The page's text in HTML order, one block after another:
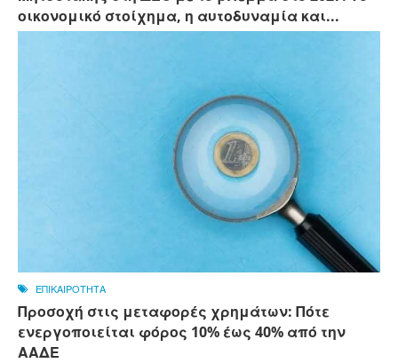
οικονομικό στοίχημα, η αυτοδυναμία και...
ΕΠΙΚΑΙΡΟΤΗΤΑ
Προσοχή στις μεταφορές χρημάτων: Πότε
ενεργοποιείται φόρος 10% έως 40% από την
ΑΑΔΕ